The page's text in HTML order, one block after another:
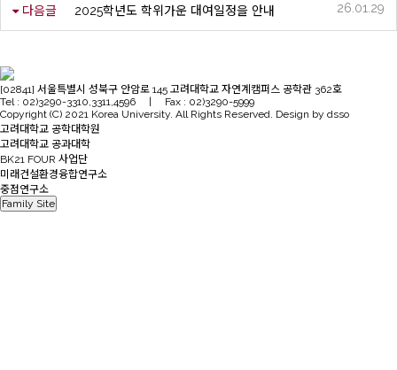
다음글 2025학년도 학위가운 대여일정을 안내 26.01.29
[02841] 서울특별시 성북구 안암로 145 고려대학교 자연계캠퍼스 공학관 362호
Tel : 02)3290-3310,3311,4596 | Fax : 02)3290-5999
Copyright (C) 2021 Korea University. All Rights Reserved. Design by dsso
고려대학교 공학대학원
고려대학교 공과대학
BK21 FOUR 사업단
미래건설환경융합연구소
중점연구소
Family Site